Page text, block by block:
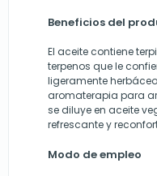
Beneficios del
El aceite contiene
terpenos que le
ligeramente
aromaterapia para
se diluye en aceite
refrescante y
Modo de empleo